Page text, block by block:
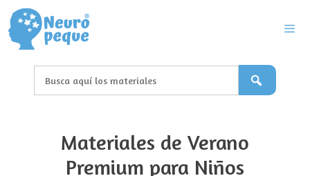
Saltar
al
contenido
Materiales de Verano
Premium para Niños